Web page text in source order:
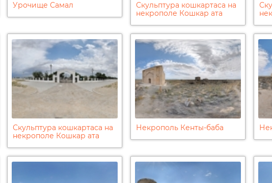
Урочище Самал
Скульптура кошкартаса на
некрополе Кошкар ата
Скульптура кошкартаса на
некрополе Кошкар ата
Некрополь Кенты-баба